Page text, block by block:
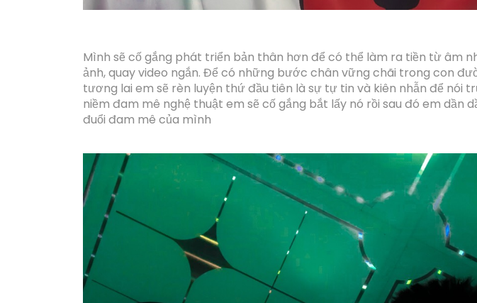
Mình sẽ cốgắng phát triển bản thân hơn để có thể làm ra tiền từ âm
ảnh, quay video ngắn. Để có những bước chân vững chãi trong con
tương lai em sẽ rèn luyện thứ đầu tiên là sự tự tin và kiên nhẫn để nói
niềm đam mê nghệ thuật em sẽ cố gắng bắt lấy nó rồi sau đó em dần
đuổi đam mê của mình